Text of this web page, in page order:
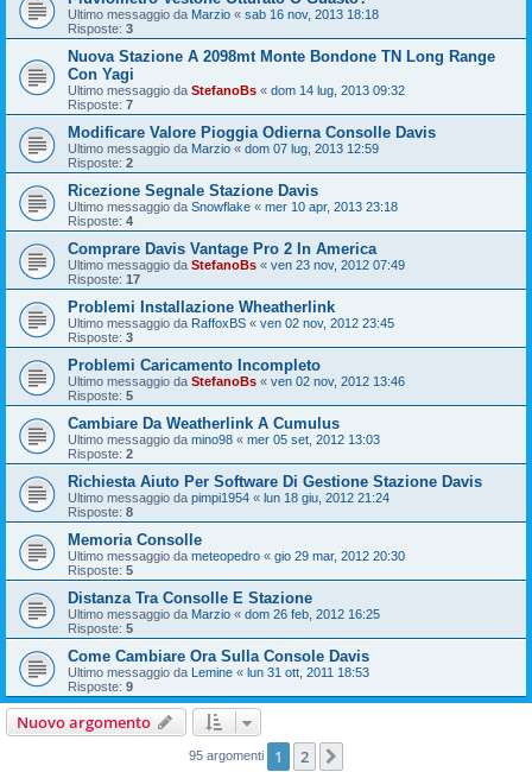
Ultimo messaggio da Marzio « sab 16 nov, 2013 18:18
Risposte: 3
Nuova Stazione A 2098mt Monte Bondone TN Long Range
Con Yagi
Ultimo messaggio da StefanoBs « dom 14 lug, 2013 09:32
Risposte: 7
Modificare Valore Pioggia Odierna Consolle Davis
Ultimo messaggio da Marzio « dom 07 lug, 2013 12:59
Risposte: 2
Ricezione Segnale Stazione Davis
Ultimo messaggio da Snowflake « mer 10 apr, 2013 23:18
Risposte: 4
Comprare Davis Vantage Pro 2 In America
Ultimo messaggio da StefanoBs « ven 23 nov, 2012 07:49
Risposte: 17
Problemi Installazione Wheatherlink
Ultimo messaggio da RaffoxBS « ven 02 nov, 2012 23:45
Risposte: 3
Problemi Caricamento Incompleto
Ultimo messaggio da StefanoBs « ven 02 nov, 2012 13:46
Risposte: 5
Cambiare Da Weatherlink A Cumulus
Ultimo messaggio da mino98 « mer 05 set, 2012 13:03
Risposte: 2
Richiesta Aiuto Per Software Di Gestione Stazione Davis
Ultimo messaggio da pimpi1954 « lun 18 giu, 2012 21:24
Risposte: 8
Memoria Consolle
Ultimo messaggio da meteopedro « gio 29 mar, 2012 20:30
Risposte: 5
Distanza Tra Consolle E Stazione
Ultimo messaggio da Marzio « dom 26 feb, 2012 16:25
Risposte: 5
Come Cambiare Ora Sulla Console Davis
Ultimo messaggio da Lemine « lun 31 ott, 2011 18:53
Risposte: 9
Nuovo argomento
95 argomenti 1 2